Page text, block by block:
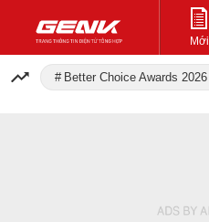
Mới
Better Choice Awards 2026